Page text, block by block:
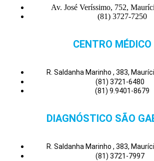
Av. José Veríssimo, 752,
(81) 3727-7250
CENTRO MÉDICO
R. Saldanha Marinho , 383,
(81) 3721-6480
(81) 9.9401-8679
DIAGNÓSTICO SÃO
R. Saldanha Marinho , 383,
(81) 3721-7997